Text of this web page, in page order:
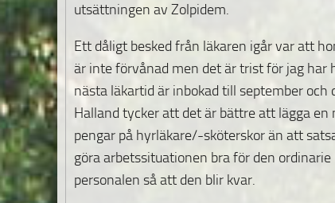
utsättningen av Zolpidem.
Ett dåligt besked från läkaren igår var att
är inte förvånad men det är trist för jag har
nästa läkartid är inbokad till september och
Halland tycker att det är bättre att lägga en
pengar på hyrläkare/-sköterskor än att
göra arbetssituationen bra för den ordinarie
personalen så att den blir kvar.